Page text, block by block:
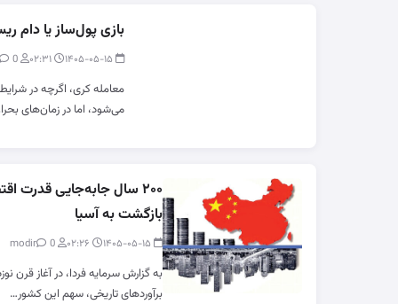
بازی پول‌ساز یا دام
0
معامله کری، اگرچه در
می‌شود، اما در زمان‌های
۲۰۰ سال جابه‌جایی قدرت
بازگشت به آسیا
modir
0
به گزارش سرمایه فردا، در آغاز
برآوردهای تاریخی، سهم این کشور…